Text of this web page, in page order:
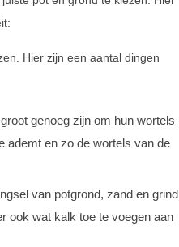
Hier zijn een aantal dingen
genoeg zijn om hun wortels
ademt en zo de wortels van de
van potgrond, zand en grind
ook wat kalk toe te voegen aan